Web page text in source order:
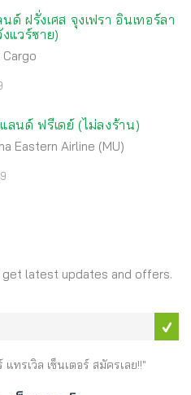
ด์ ฝรั่งเศส จุงเฟรา อินเทอร์ลา
แวร์ซาย)
ลนด์ ฟรีเดย์ (ไม่ลงร้าน)
Eastern Airline (MU)
latest updates and offers.
ทรเวิล เซ็นเตอร์ สมัครเลย!!"